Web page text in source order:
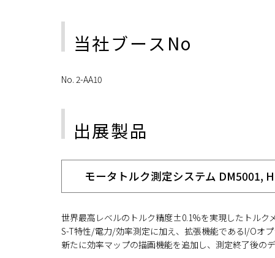
当社ブースNo
No. 2-AA10
出展製品
モータトルク測定システム DM5001,
世界最高レベルのトルク精度±0.1%を実現したトルク
S-T特性/電力/効率測定に加え、拡張機能であるI/Oオ
新たに効率マップの描画機能を追加し、測定終了後の